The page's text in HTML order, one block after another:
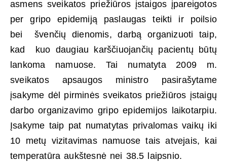
asmens sveikatos priežiūros įstaigos įpareigotos
per gripo epidemiją paslaugas teikti ir poilsio
bei švenčių dienomis, darbą organizuoti taip,
kad kuo daugiau karščiuojančių pacientų būtų
lankoma namuose. Tai numatyta 2009 m.
sveikatos apsaugos ministro pasirašytame
įsakyme dėl pirminės sveikatos priežiūros įstaigų
darbo organizavimo gripo epidemijos laikotarpiu.
Įsakyme taip pat numatytas privalomas vaikų iki
10 metų vizitavimas namuose tais atvejais, kai
temperatūra aukštesnė nei 38.5 laipsnio.